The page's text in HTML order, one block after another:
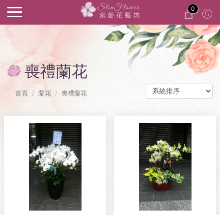
0
喪禮蘭花
首頁 蘭花 喪禮蘭花